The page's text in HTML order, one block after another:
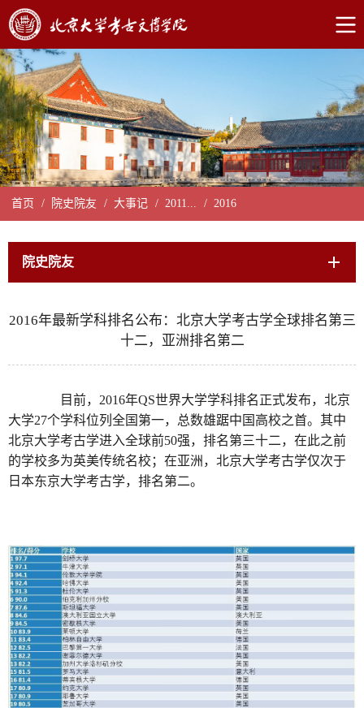
首页 / 院史院友 / 大事记 / 2011... / 2016
院史院友
2016年最新学科排名公布：北京大学考古学全球排名第三
十二，亚洲排名第二
目前，2016年QS世界大学学科排名正式发布，北京
大学27个学科位列全国第一，总数雄踞中国高校之首。其中
北京大学考古学进入全球前50强，排名第三十二，在此之前
的学校多为英美传统名校；在亚洲，北京大学考古学仅次于
日本东京大学考古学，排名第二。